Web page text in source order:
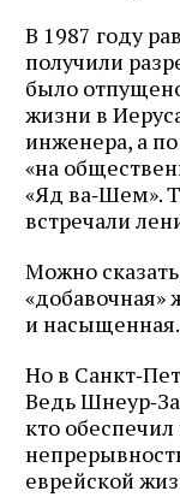
В 1987 году
получили
было
жизни в
инженера, а
«на
«Яд ва‑Шем».
встречали
Можно
«добавочная»
и насыщенная.
Но в
Ведь
кто
еврейской